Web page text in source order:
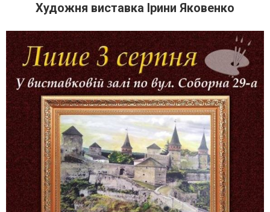
Художня виставка Ірини Яковенко